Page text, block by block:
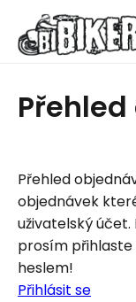
Přehled
objednávek
uživatelský
prosím přihlaste
heslem!
Přihlásit se